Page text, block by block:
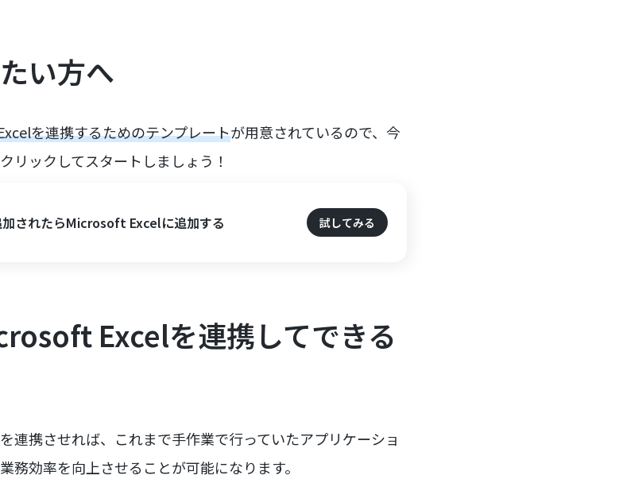
い方へ
を連携するためのテンプレートが用意されているので、今
リックしてスタートしましょう！
されたらMicrosoft Excelに追加する 試してみる
Excelを連携してできる
携させれば、これまで手作業で行っていたアプリケーショ
務効率を向上させることが可能になります。